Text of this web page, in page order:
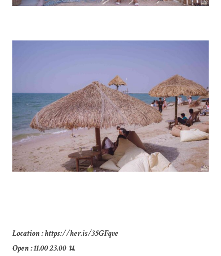
Location : https://her.is/35GFqve
Open : 11.00 23.00 น.